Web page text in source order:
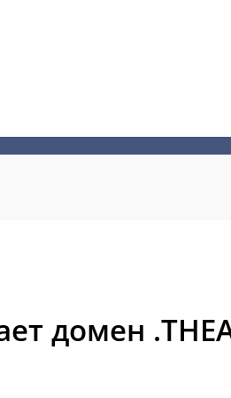
домен